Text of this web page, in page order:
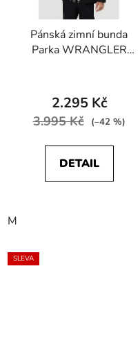
Pánská zimní bunda
Parka WRANGLER
2.295 Kč
3.995 Kč (–42 %)
DETAIL
M
SLEVA